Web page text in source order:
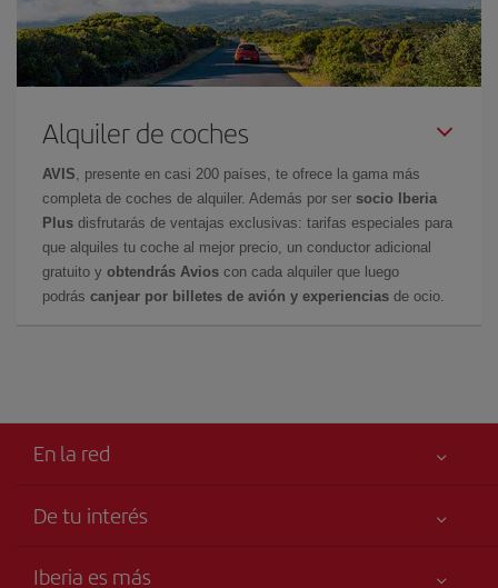
Alquiler de coches
AVIS , presente en casi 200 países, te ofrece la gama más
completa de coches de alquiler. Además por ser socio Iberia
Plus disfrutarás de ventajas exclusivas: tarifas especiales para
que alquiles tu coche al mejor precio, un conductor adicional
gratuito y obtendrás Avios con cada alquiler que luego
podrás canjear por billetes de avión y experiencias de ocio.
En la red
De tu interés
Iberia es más